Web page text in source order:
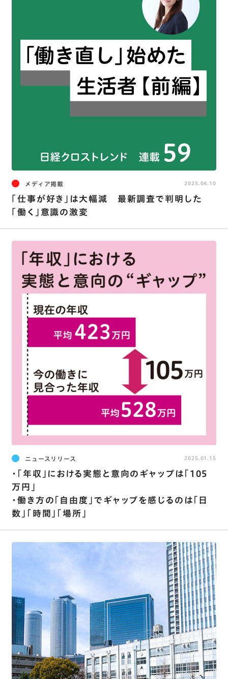
メディア掲載
「仕事が好き」は大幅減 最新調査で判明した
「働く」意識の激変
2025.04.10
ニュースリリース
・｢年収｣における実態と意向のギャップは｢105
万円｣
・働き方の｢自由度｣でギャップを感じるのは｢日
数｣｢時間｣｢場所｣
2025.01.15